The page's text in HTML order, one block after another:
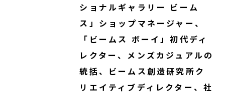
ショナルギャラリー ビーム
ス」ショップマネージャー、
「ビームス ボーイ」初代ディ
レクター、メンズカジュアルの
統括、ビームス創造研究所ク
リエイティブディレクター、社